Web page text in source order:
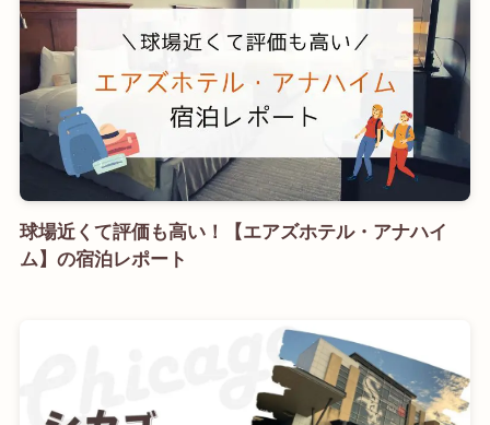
球場近くて評価も高い！【エアズホテル・アナハイ
ム】の宿泊レポート